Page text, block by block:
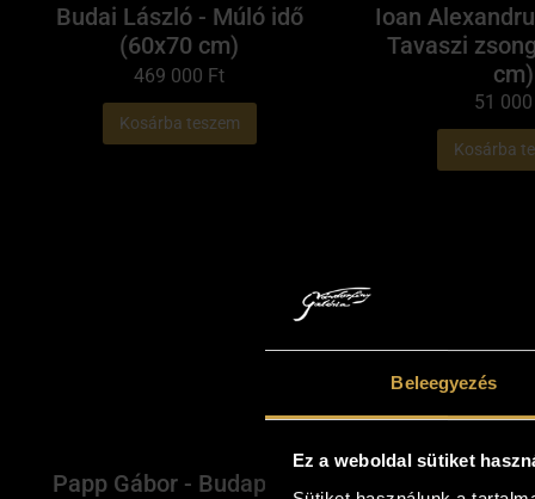
Beleegyezés
Ez a weboldal sütiket
Budai László - Múló idő
(60x70 cm)
469 000 Ft
Kosárba teszem
Ioan
Tavaszi
cm)
51 000
Kosárba
Papp Gábor - Budapesti